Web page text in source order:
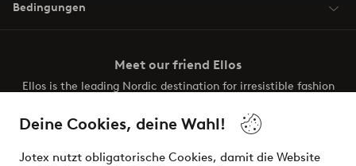
Deine Cookies, deine Wahl!
Jotex nutzt obligatorische Cookies, damit die Website
Bedingungen
Meet our friend Ellos
Ellos is the leading Nordic destination for irresistible fashion
the latest trends, curated to make finding your next look
effortless. It’s all here.
Visit Ellos